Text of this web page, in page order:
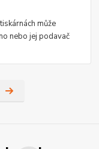
může
nebo jej podavač